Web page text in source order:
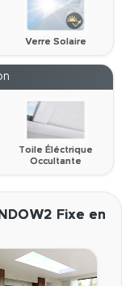
Verre Solaire
Toile Éléctrique
Occultante
Fixe en